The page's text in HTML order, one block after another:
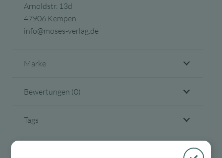
Arnoldstr. 13d
47906 Kempen
info@moses-verlag.de
Marke
Bewertungen (0)
Tags